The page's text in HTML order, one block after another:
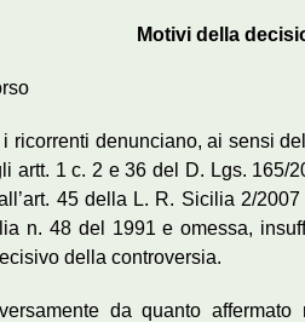
Motivi della
ricorrenti denunciano, ai sensi
artt. 1 c. 2 e 36 del D. Lgs. 165/
45 della L. R. Sicilia 2/
n. 48 del 1991 e omessa,
della controversia.
da quanto